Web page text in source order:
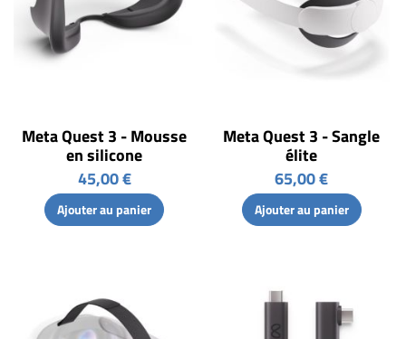
Meta Quest 3 - Mousse
en silicone
45,00 €
Ajouter au panier
Meta Quest 3 - Sangle
élite
65,00 €
Ajouter au panier